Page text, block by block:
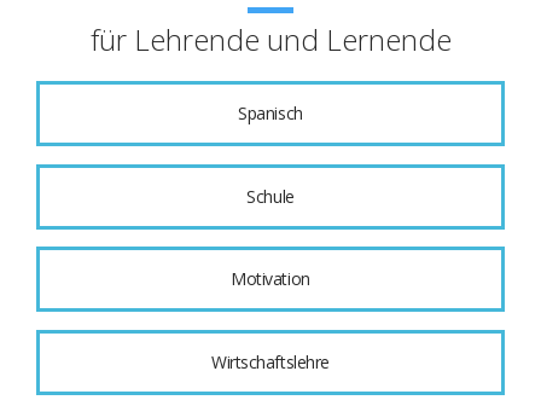
für Lehrende und Lernende
Spanisch
Schule
Motivation
Wirtschaftslehre